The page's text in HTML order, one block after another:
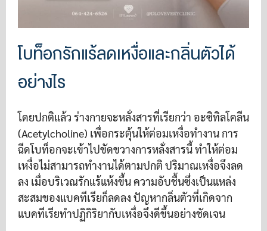
โบท็อกรักแร้ลดเหงื่อและกลิ่นตัวได้
อย่างไร
โดยปกติแล้ว ร่างกายจะหลั่งสารที่เรียกว่า อะซิทิลโคลีน
(Acetylcholine) เพื่อกระตุ้นให้ต่อมเหงื่อทำงาน การ
ฉีดโบท็อกจะเข้าไปขัดขวางการหลั่งสารนี้ ทำให้ต่อม
เหงื่อไม่สามารถทำงานได้ตามปกติ ปริมาณเหงื่อจึงลด
ลง เมื่อบริเวณรักแร้แห้งขึ้น ความอับชื้นซึ่งเป็นแหล่ง
สะสมของแบคทีเรียก็ลดลง ปัญหากลิ่นตัวที่เกิดจาก
แบคทีเรียทำปฏิกิริยากับเหงื่อจึงดีขึ้นอย่างชัดเจน